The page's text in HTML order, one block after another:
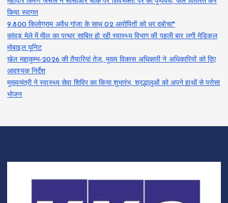
किया स्वागत
9.800 किलोग्राम अवैध गांजा के साथ 02 आरोपितों को धर दबोचा*
कांवड़ मेले में मील का पत्थर साबित हो रही स्वास्थ्य विभाग की पहली बार लगी मेडिकल
मोबाइल यूनिट
खेल महाकुम्भ-2026 की तैयारियां तेज, मुख्य विकास अधिकारी ने अधिकारियों को दिए
आवश्यक निर्देश
मुख्यमंत्री ने स्वास्थ्य सेवा शिविर का किया शुभारंभ, श्रद्धालुओं को अपने हाथों से परोसा
भोजन